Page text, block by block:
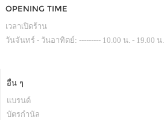
OPENING TIME
เวลาเปิดร้าน
วันจันทร์ - วันอาทิตย์: --------- 10.00 น. - 19.00 น.
อื่น ๆ
แบรนด์
บัตรกำนัล